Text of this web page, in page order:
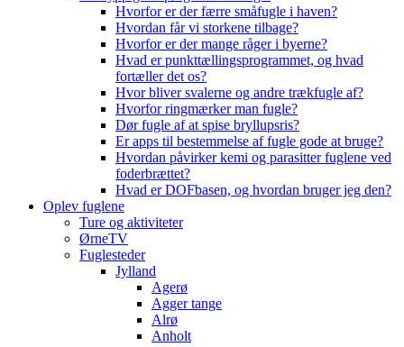
Hvorfor er der færre småfugle i haven?
Hvordan får vi storkene tilbage?
Hvorfor er der mange råger i byerne?
Hvad er punkttællingsprogrammet, og hvad
fortæller det os?
Hvor bliver svalerne og andre trækfugle af?
Hvorfor ringmærker man fugle?
Dør fugle af at spise bryllupsris?
Er apps til bestemmelse af fugle gode at bruge?
Hvordan påvirker kemi og parasitter fuglene ved
foderbrættet?
Hvad er DOFbasen, og hvordan bruger jeg den?
Oplev fuglene
Ture og aktiviteter
ØrneTV
Fuglesteder
Jylland
Agerø
Agger tange
Alrø
Anholt